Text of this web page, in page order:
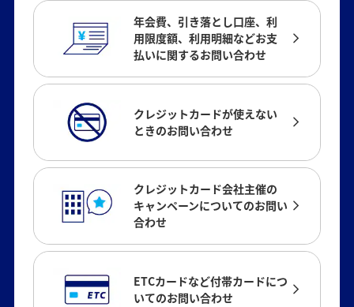
年会費、引き落とし口座、利
用限度額、利用明細などお支
払いに関するお問い合わせ
クレジットカードが使えない
ときのお問い合わせ
クレジットカード会社主催の
キャンペーンについてのお問い
合わせ
ETCカードなど付帯カードにつ
いてのお問い合わせ